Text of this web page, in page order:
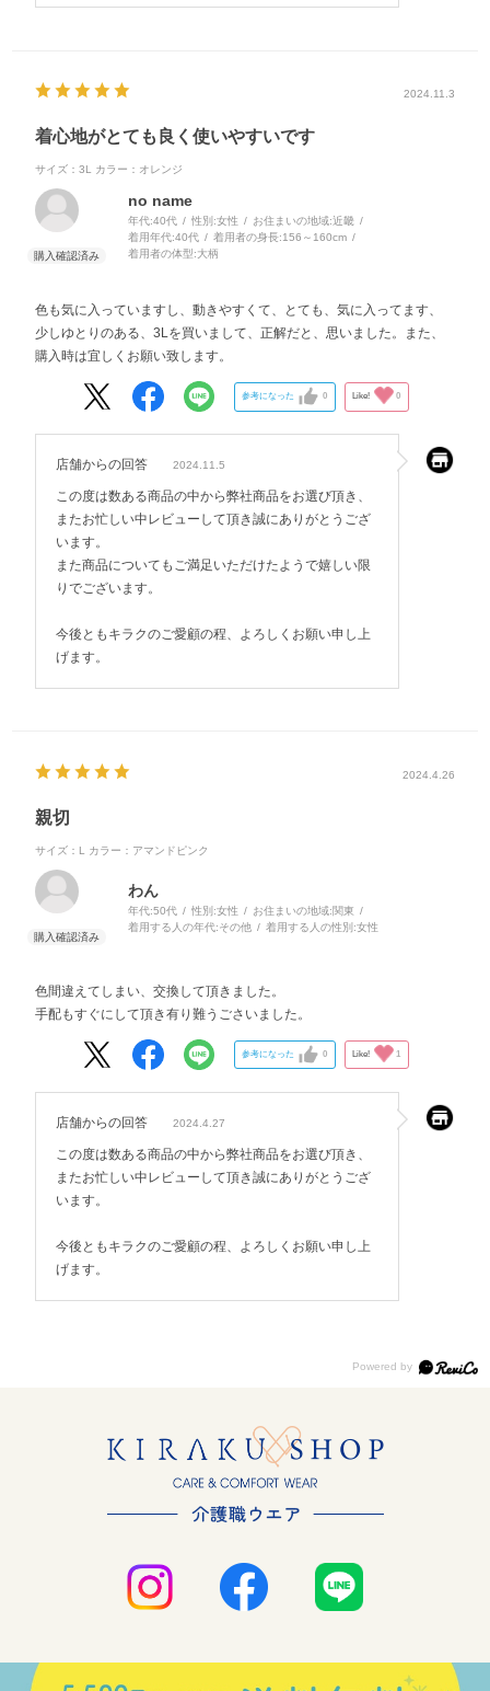
2024.11.3
着心地がとても良く使いやすいです
サイズ：3L カラー：オレンジ
no name
年代:40代 性別:女性 お住まいの地域:近畿
着用年代:40代 着用者の身長:156～160cm
着用者の体型:大柄
色も気に入っていますし、動きやすくて、とても、気に入ってます、
少しゆとりのある、3Lを買いまして、正解だと、思いました。また、
購入時は宜しくお願い致します。
参考になった 0 Like! 0
店舗からの回答 2024.11.5
この度は数ある商品の中から弊社商品をお選び頂き、
またお忙しい中レビューして頂き誠にありがとうござ
います。
また商品についてもご満足いただけたようで嬉しい限
りでございます。
今後ともキラクのご愛顧の程、よろしくお願い申し上
げます。
2024.4.26
親切
サイズ：L カラー：アマンドピンク
わん
年代:50代 性別:女性 お住まいの地域:関東
着用する人の年代:その他 着用する人の性別:女性
色間違えてしまい、交換して頂きました。
手配もすぐにして頂き有り難うごさいました。
参考になった 0 Like! 1
店舗からの回答 2024.4.27
この度は数ある商品の中から弊社商品をお選び頂き、
またお忙しい中レビューして頂き誠にありがとうござ
います。
今後ともキラクのご愛顧の程、よろしくお願い申し上
げます。